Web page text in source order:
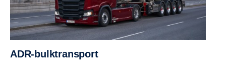
ADR-bulktransport